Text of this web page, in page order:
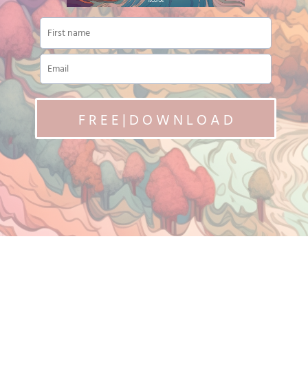
F R E E | D O W N L O A D